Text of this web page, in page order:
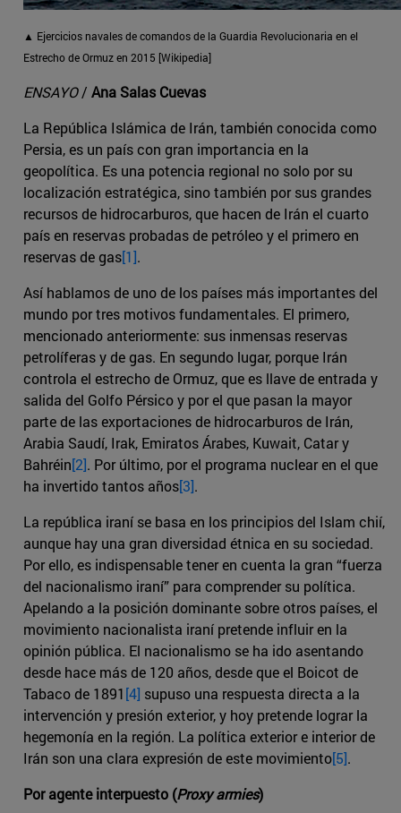
▲ Ejercicios navales de comandos de la Guardia Revolucionaria en el
Estrecho de Ormuz en 2015 [Wikipedia]
ENSAYO/ Ana Salas Cuevas
La República Islámica de Irán, también conocida como
Persia, es un país con gran importancia en la
geopolítica. Es una potencia regional no solo por su
localización estratégica, sino también por sus grandes
recursos de hidrocarburos, que hacen de Irán el cuarto
país en reservas probadas de petróleo y el primero en
reservas de gas[1].
Así hablamos de uno de los países más importantes del
mundo por tres motivos fundamentales. El primero,
mencionado anteriormente: sus inmensas reservas
petrolíferas y de gas. En segundo lugar, porque Irán
controla el estrecho de Ormuz, que es llave de entrada y
salida del Golfo Pérsico y por el que pasan la mayor
parte de las exportaciones de hidrocarburos de Irán,
Arabia Saudí, Irak, Emiratos Árabes, Kuwait, Catar y
Bahréin[2]. Por último, por el programa nuclear en el que
ha invertido tantos años[3].
La república iraní se basa en los principios del Islam chií,
aunque hay una gran diversidad étnica en su sociedad.
Por ello, es indispensable tener en cuenta la gran “fuerza
del nacionalismo iraní” para comprender su política.
Apelando a la posición dominante sobre otros países, el
movimiento nacionalista iraní pretende influir en la
opinión pública. El nacionalismo se ha ido asentando
desde hace más de 120 años, desde que el Boicot de
Tabaco de 1891[4] supuso una respuesta directa a la
intervención y presión exterior, y hoy pretende lograr la
hegemonía en la región. La política exterior e interior de
Irán son una clara expresión de este movimiento[5].
Por agente interpuesto (Proxy armies)